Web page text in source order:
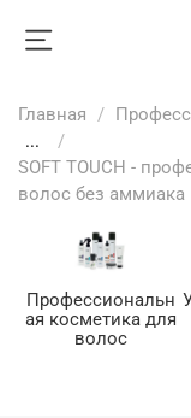
Главная
...
SOFT TOUCH -
волос без аммиака
Профессиональн
ая косметика для
волос